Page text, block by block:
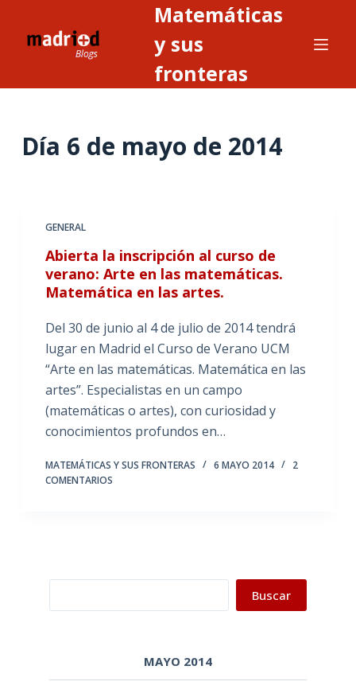
Matemáticas
y sus
fronteras
Día 6 de mayo de 2014
GENERAL
Abierta la inscripción al curso de
verano: Arte en las matemáticas.
Matemática en las artes.
Del 30 de junio al 4 de julio de 2014 tendrá
lugar en Madrid el Curso de Verano UCM
“Arte en las matemáticas. Matemática en las
artes”. Especialistas en un campo
(matemáticas o artes), con curiosidad y
conocimientos profundos en…
MATEMÁTICAS Y SUS FRONTERAS 6 MAYO 2014
2
COMENTARIOS
Buscar
MAYO 2014